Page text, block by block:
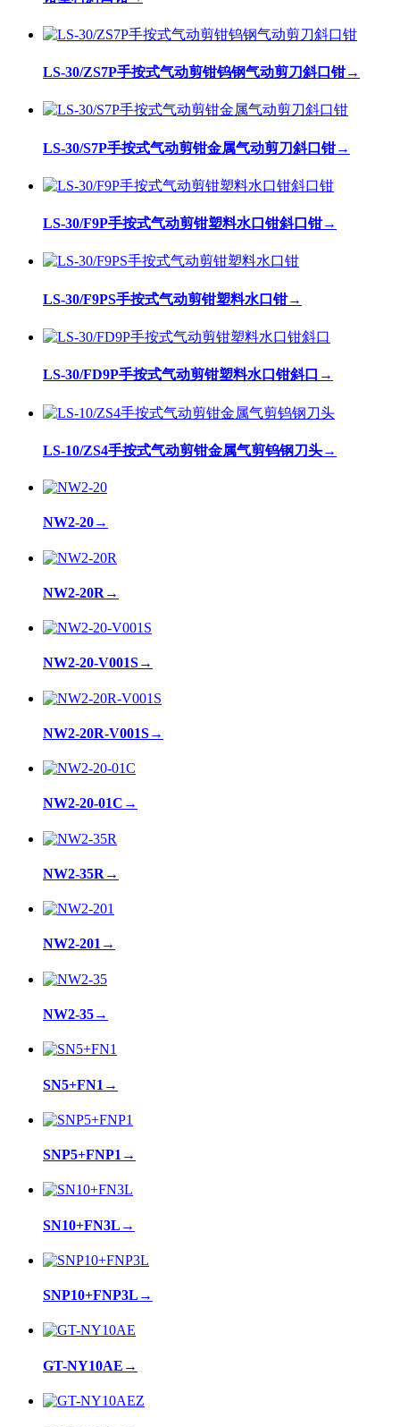
LS-30/ZS7P手按式气动剪钳钨钢气动剪刀斜口钳→
LS-30/S7P手按式气动剪钳金属气动剪刀斜口钳→
LS-30/F9P手按式气动剪钳塑料水口钳斜口钳→
LS-30/F9PS手按式气动剪钳塑料水口钳→
LS-30/FD9P手按式气动剪钳塑料水口钳斜口 →
LS-10/ZS4手按式气动剪钳金属气剪钨钢刀头→
NW2-20→
NW2-20R →
NW2-20-V001S→
NW2-20R-V001S→
NW2-20-01C →
NW2-35R →
NW2-201→
NW2-35→
SN5+FN1 →
SNP5+FNP1 →
SN10+FN3L →
SNP10+FNP3L →
GT-NY10AE →